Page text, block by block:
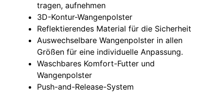
tragen, aufnehmen
3D-Kontur-Wangenpolster
Reflektierendes Material für die Sicherheit
Auswechselbare Wangenpolster in allen
Größen für eine individuelle Anpassung.
Waschbares Komfort-Futter und
Wangenpolster
Push-and-Release-System